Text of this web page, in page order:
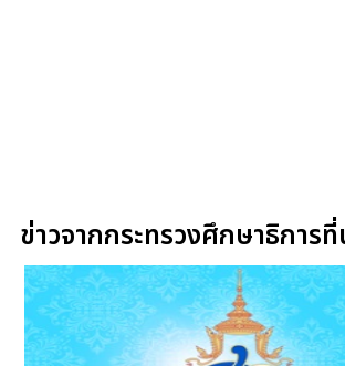
ข่าวจากกระทรวงศึกษาธิการที่